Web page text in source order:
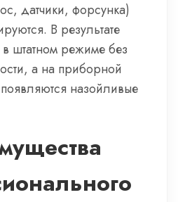
датчики, форсунка)
В результате
в штатном режиме без
а на приборной
назойливые